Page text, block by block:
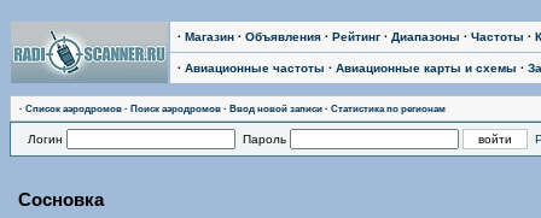
· Магазин · Объявления · Рейтинг · Диапазоны · Частоты ·
· Авиационные частоты · Авиационные карты и схемы ·
· Список аэродромов · Поиск аэродромов · Ввод новой записи · Статистика по регионам
Логин Пароль
Сосновка